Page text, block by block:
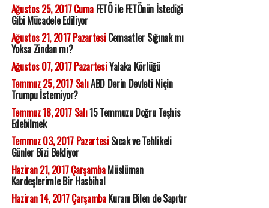
Ağustos 25, 2017 CumaFETÖ ile FETÖnün İstediği
Gibi Mücadele Ediliyor
Ağustos 21, 2017 PazartesiCemaatler Sığınak mı
Yoksa Zindan mı?
Ağustos 07, 2017 PazartesiYalaka Körlüğü
Temmuz 25, 2017 SalıABD Derin Devleti Niçin
Trumpu İstemiyor?
Temmuz 18, 2017 Salı15 Temmuzu Doğru Teşhis
Edebilmek
Temmuz 03, 2017 PazartesiSıcak ve Tehlikeli
Günler Bizi Bekliyor
Haziran 21, 2017 ÇarşambaMüslüman
Kardeşlerimle Bir Hasbihal
Haziran 14, 2017 ÇarşambaKuranı Bilen de Sapıtır